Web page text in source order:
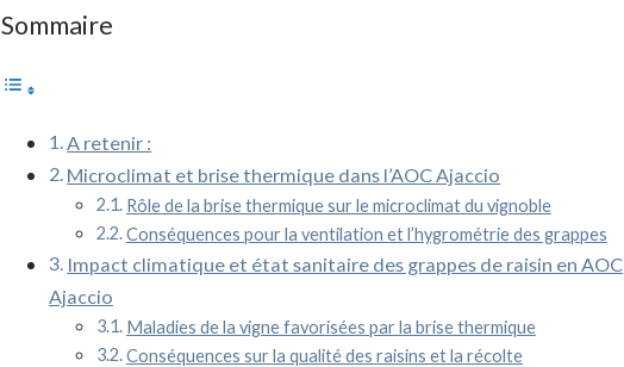
Sommaire
A retenir :
Microclimat et brise thermique dans l’AOC Ajaccio
Rôle de la brise thermique sur le microclimat du vignoble
Conséquences pour la ventilation et l’hygrométrie des grappes
Impact climatique et état sanitaire des grappes de raisin en AOC
Ajaccio
Maladies de la vigne favorisées par la brise thermique
Conséquences sur la qualité des raisins et la récolte